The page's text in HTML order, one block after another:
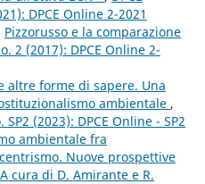
DPCE Online 2-2021
Pizzorusso e la comparazione
2 (2017): DPCE Online 2-
altre forme di sapere. Una
ambientale ,
(2023): DPCE Online - SP2
ambientale fra
Nuove prospettive
cura di D. Amirante e R.